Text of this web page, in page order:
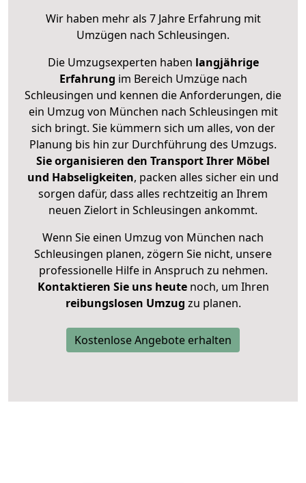
Wir haben mehr als 7 Jahre Erfahrung mit
Umzügen nach Schleusingen.
Die Umzugsexperten haben langjährige
Erfahrung im Bereich Umzüge nach
Schleusingen und kennen die Anforderungen, die
ein Umzug von München nach Schleusingen mit
sich bringt. Sie kümmern sich um alles, von der
Planung bis hin zur Durchführung des Umzugs.
Sie organisieren den Transport Ihrer Möbel
und Habseligkeiten, packen alles sicher ein und
sorgen dafür, dass alles rechtzeitig an Ihrem
neuen Zielort in Schleusingen ankommt.
Wenn Sie einen Umzug von München nach
Schleusingen planen, zögern Sie nicht, unsere
professionelle Hilfe in Anspruch zu nehmen.
Kontaktieren Sie uns heutenoch, um Ihren
reibungslosen Umzug zu planen.
Kostenlose Angebote erhalten